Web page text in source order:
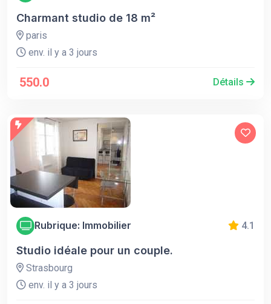
Charmant studio de 18 m²
paris
env. il y a 3 jours
550.0 Détails
Rubrique: Immobilier 4.1
Studio idéale pour un couple.
Strasbourg
env. il y a 3 jours